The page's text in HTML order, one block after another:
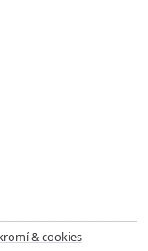
& cookies